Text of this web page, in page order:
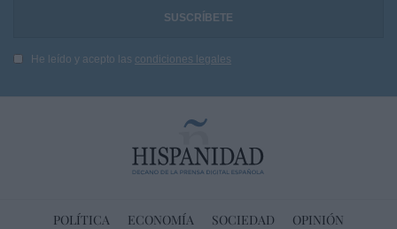
He leído y acepto las condiciones legales
POLÍTICA ECONOMÍA SOCIEDAD OPINIÓN